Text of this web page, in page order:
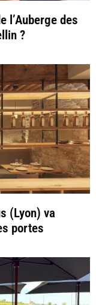
l’Auberge des
?
(Lyon) va
portes